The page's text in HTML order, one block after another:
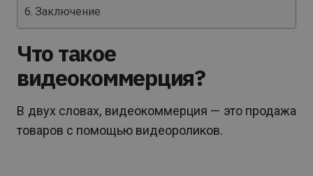
Заключение
Что такое
видеокоммерция?
В двух словах, видеокоммерция — это продажа
товаров с помощью видеороликов.